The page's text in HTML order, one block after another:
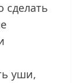
сделать
уши,